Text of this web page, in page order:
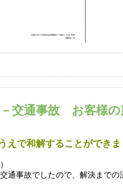
交通事故 お客様の
えで和解することができま
通事故でしたので、解決までの